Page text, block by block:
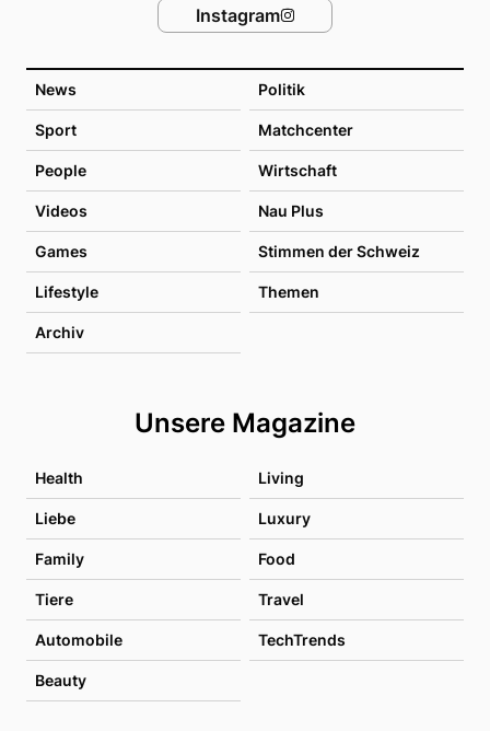
News Politik
Sport Matchcenter
People Wirtschaft
Videos Nau Plus
Games Stimmen der Schweiz
Lifestyle Themen
Archiv
Unsere Magazine
Health Living
Liebe Luxury
Family Food
Tiere Travel
Automobile TechTrends
Beauty
Instagram